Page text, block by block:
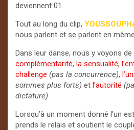
deviennent 01.
Tout au long du clip,
nous parlent et se parlent en
Dans leur danse, nous y voyons de
complémentarité, la sensualité,
challenge (pas la concurrence),
sommes plus forts) et l’autorité
dictature)
Lorsqu’à un moment donné l’un
prends le relais et soutient le